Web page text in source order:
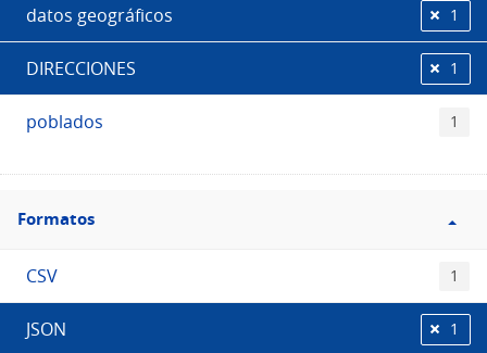
datos geográficos 1
DIRECCIONES 1
poblados 1
Filtro
Formatos
Formatos
CSV 1
JSON 1